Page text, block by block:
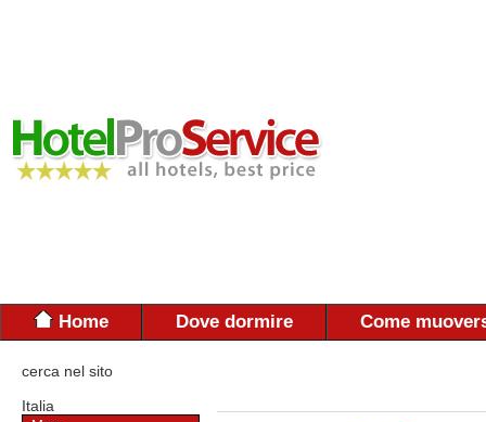
Home Dove dormire Come
cerca nel sito
Italia